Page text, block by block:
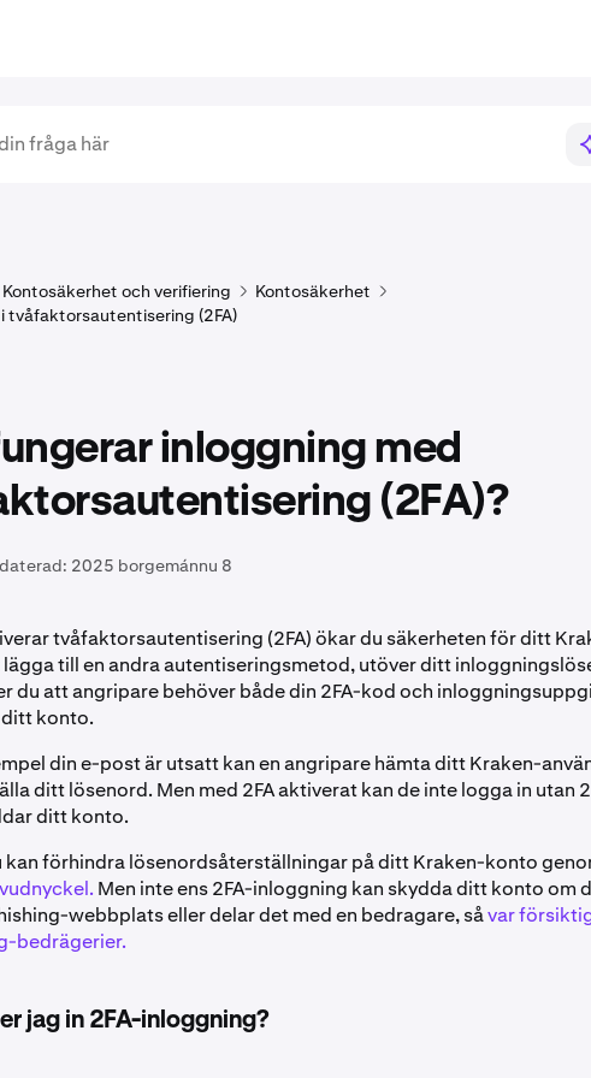
Kontosäkerhet och verifiering
Kontosäkerhet
tvåfaktorsautentisering (2FA)
inloggning med
(2FA)?
2025 borgemánnu 8
tvåfaktorsautentisering (2FA) ökar du säkerheten för ditt
till en andra autentiseringsmetod, utöver ditt
du att angripare behöver både din 2FA-kod och
konto.
din e-post är utsatt kan en angripare hämta ditt Kraken-
ditt lösenord. Men med 2FA aktiverat kan de inte logga in utan
ditt konto.
kan förhindra lösenordsåterställningar på ditt Kraken-konto
Men inte ens 2FA-inloggning kan skydda ditt konto om
webbplats eller delar det med en bedragare, såvar
bedrägerier.
jag in 2FA-inloggning?